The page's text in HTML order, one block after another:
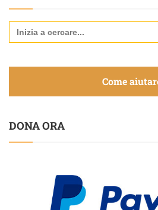
Search
for:
Come
DONA ORA